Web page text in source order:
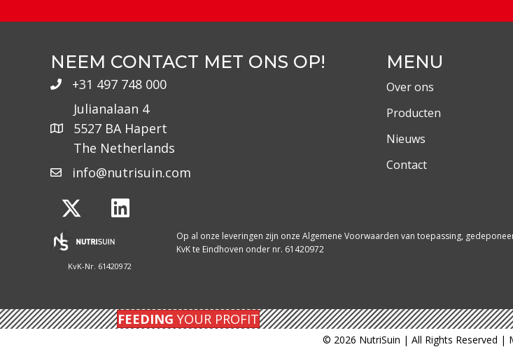
NEEM CONTACT MET ONS OP!
+31 497 748 000
Julianalaan 4
5527 BA Hapert
The Netherlands
info@nutrisuin.com
MENU
Over ons
Producten
Nieuws
Contact
KvK-Nr. 61420972
Op al onze leveringen zijn onze Algemene Voorwaarden van toepassing,
KvK te Eindhoven onder nr. 61420972
FEEDING YOUR PROFIT
© 2026 NutriSuin | All Rights Reserved |